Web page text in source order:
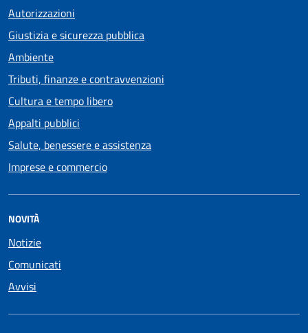
Autorizzazioni
Giustizia e sicurezza pubblica
Ambiente
Tributi, finanze e contravvenzioni
Cultura e tempo libero
Appalti pubblici
Salute, benessere e assistenza
Imprese e commercio
NOVITÀ
Notizie
Comunicati
Avvisi